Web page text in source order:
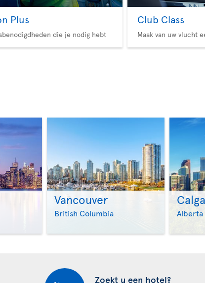
Plus
die je nodig hebt
Club Class
Maak van uw vlucht
>
Vancouver
British Columbia >
Alberta
Zoekt u een hotel?